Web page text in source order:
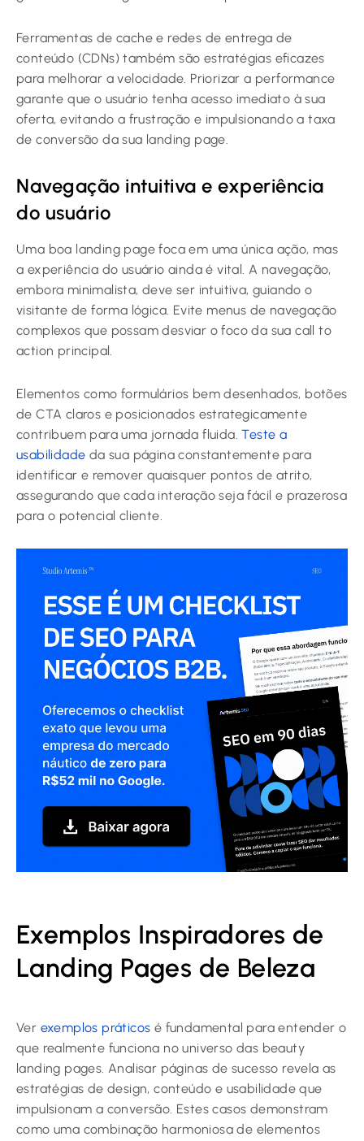
Ferramentas de cache e redes de entrega de
conteúdo (CDNs) também são estratégias eficazes
para melhorar a velocidade. Priorizar a performance
garante que o usuário tenha acesso imediato à sua
oferta, evitando a frustração e impulsionando a taxa
de conversão da sua landing page.
Navegação intuitiva e experiência
do usuário
Uma boa landing page foca em uma única ação, mas
a experiência do usuário ainda é vital. A navegação,
embora minimalista, deve ser intuitiva, guiando o
visitante de forma lógica. Evite menus de navegação
complexos que possam desviar o foco da sua call to
action principal.
Elementos como formulários bem desenhados, botões
de CTA claros e posicionados estrategicamente
contribuem para uma jornada fluida.Teste a
usabilidade da sua página constantemente para
identificar e remover quaisquer pontos de atrito,
assegurando que cada interação seja fácil e prazerosa
para o potencial cliente.
Exemplos Inspiradores de
Landing Pages de Beleza
Ver exemplos práticos é fundamental para entender o
que realmente funciona no universo das beauty
landing pages. Analisar páginas de sucesso revela as
estratégias de design, conteúdo e usabilidade que
impulsionam a conversão. Estes casos demonstram
como uma combinação harmoniosa de elementos